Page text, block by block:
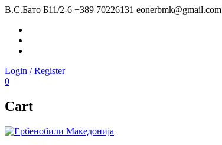
В.С.Бато Б11/2-6 +389 70226131 eonerbmk@gmail.com
Login / Register
0
Cart